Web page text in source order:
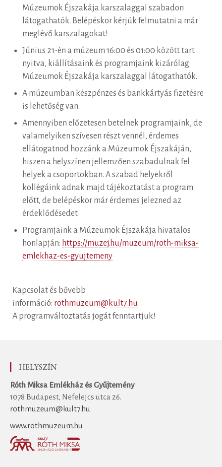
Múzeumok Éjszakája karszalaggal szabadon
látogathatók. Belépéskor kérjük felmutatni a már
meglévő karszalagokat!
Június 21-én a múzeum 16:00 és 01:00 között tart
nyitva, kiállításaink és programjaink kizárólag
Múzeumok Éjszakája karszalaggal látogathatók.
A múzeumban készpénzes és bankkártyás fizetésre
is lehetőség van.
Amennyiben előzetesen betelnek programjaink, de
valamelyiken szívesen részt vennél, érdemes
ellátogatnod hozzánk a Múzeumok Éjszakáján,
hiszen a helyszínen jellemzően szabadulnak fel
helyek a csoportokban. A szabad helyekről
kollégáink adnak majd tájékoztatást a program
előtt, de belépéskor már érdemes jelezned az
érdeklődésedet.
Programjaink a Múzeumok Éjszakája hivatalos
honlapján: https://muzej.hu/muzeum/roth-miksa-
emlekhaz-es-gyujtemeny
Kapcsolat és bővebb
információ: rothmuzeum@kult7.hu
A programváltoztatás jogát fenntartjuk!
HELYSZÍN
Róth Miksa Emlékház és Gyűjtemény
1078 Budapest, Nefelejcs utca 26.
rothmuzeum@kult7.hu
www.rothmuzeum.hu